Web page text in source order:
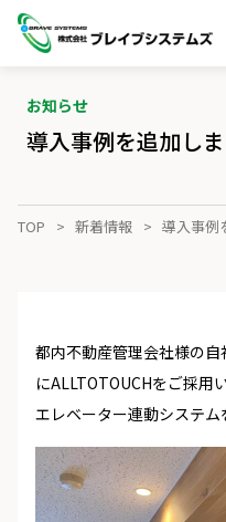
お知らせ
導入事例を追加し
TOP 新着情報 導入事例
都内不動産管理会社様の
にALLTOTOUCHをご採
エレベーター連動システム